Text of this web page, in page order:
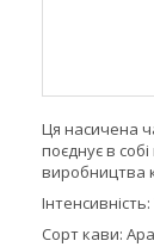
Ця насичена
поєднує в
виробництва
Інтенсивність:
Сорт кави: